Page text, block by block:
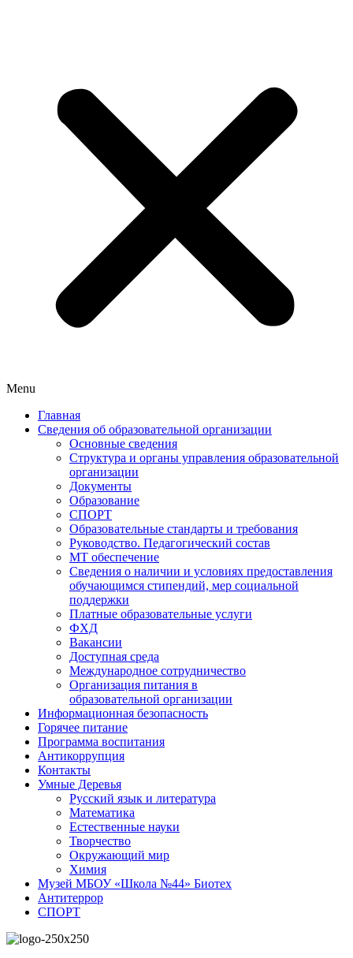
Menu
Главная
Сведения об образовательной организации
Основные сведения
Структура и органы управления образовательной
организации
Документы
Образование
СПОРТ
Образовательные стандарты и требования
Руководство. Педагогический состав
МТ обеспечение
Сведения о наличии и условиях предоставления
обучающимся стипендий, мер социальной
поддержки
Платные образовательные услуги
ФХД
Вакансии
Доступная среда
Международное сотрудничество
Организация питания в
образовательной организации
Информационная безопасность
Горячее питание
Программа воспитания
Антикоррупция
Контакты
Умные Деревья
Русский язык и литература
Математика
Естественные науки
Творчество
Окружающий мир
Химия
Музей МБОУ «Школа №44» Биотех
Антитеррор
СПОРТ